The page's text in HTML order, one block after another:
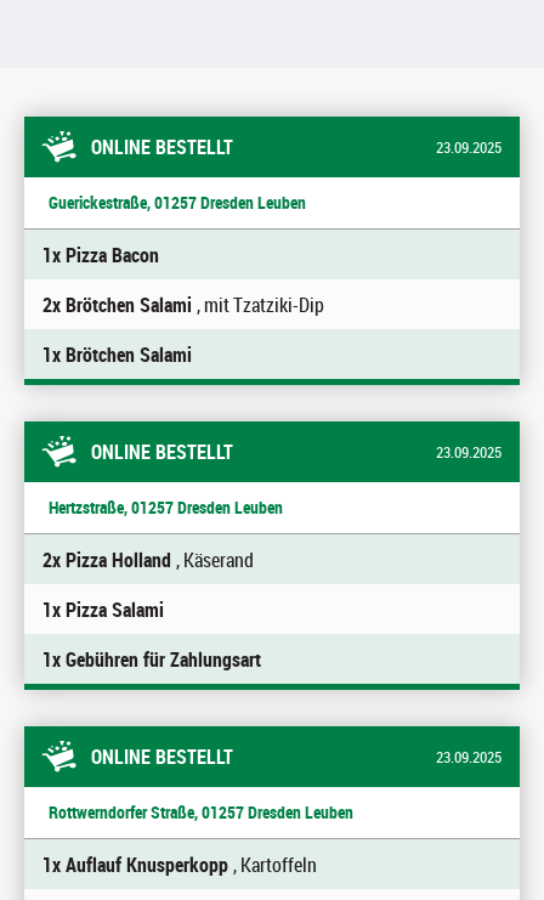
ONLINE BESTELLT 23.09.2025
Guerickestraße, 01257 Dresden Leuben
1x Pizza Bacon
2x Brötchen Salami , mit Tzatziki-Dip
1x Brötchen Salami
ONLINE BESTELLT 23.09.2025
Hertzstraße, 01257 Dresden Leuben
2x Pizza Holland , Käserand
1x Pizza Salami
1x Gebühren für Zahlungsart
ONLINE BESTELLT 23.09.2025
Rottwerndorfer Straße, 01257 Dresden Leuben
1x Auflauf Knusperkopp, Kartoffeln